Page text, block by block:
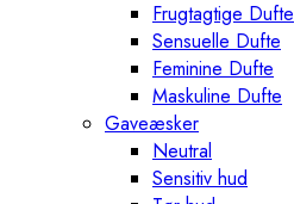
Frugtagtige Dufte
Sensuelle Dufte
Feminine Dufte
Maskuline Dufte
Gaveæsker
Neutral
Sensitiv hud